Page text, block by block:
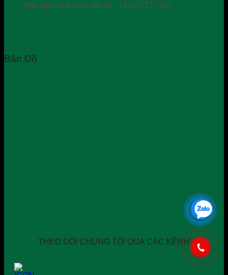
Thời gian mở cửa: 08:30 - 19:00 (T7-CN)
Bản Đồ
THEO DÕI CHÚNG TÔI QUA CÁC KÊNH